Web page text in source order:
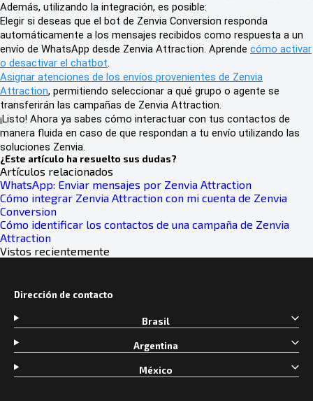
Además, utilizando la integración, es posible:
Elegir si deseas que el bot de Zenvia Conversion responda
automáticamente a los mensajes recibidos como respuesta a un
envío de WhatsApp desde Zenvia Attraction. Aprende cómo activar
o desactivar el chatbot.
Asignar atenciones de los envíos provenientes de Zenvia
Attraction, permitiendo seleccionar a qué grupo o agente se
transferirán las campañas de Zenvia Attraction.
¡Listo! Ahora ya sabes cómo interactuar con tus contactos de
manera fluida en caso de que respondan a tu envío utilizando las
soluciones Zenvia.
¿Este artículo ha resuelto sus dudas?
Artículos relacionados
WhatsApp: Enviar mensajes por Zenvia Attraction
Cómo integrar Zenvia Attraction con mi cuenta de Zenvia
Conversion
Cómo identificar los contactos de una campaña de Zenvia
Attraction
Vistos recientemente
Dirección de contacto
Brasil
Argentina
México